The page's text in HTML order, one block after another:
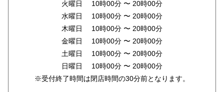
火曜日 10時00分 〜 20時00分
水曜日 10時00分 〜 20時00分
木曜日 10時00分 〜 20時00分
金曜日 10時00分 〜 20時00分
土曜日 10時00分 〜 20時00分
日曜日 10時00分 〜 20時00分
※受付終了時間は閉店時間の30分前となります。